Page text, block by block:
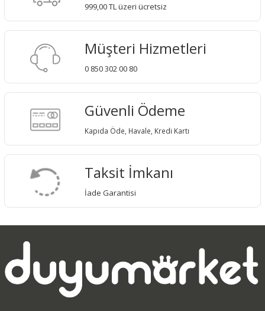
999,00 TL üzeri ücretsiz
Müşteri Hizmetleri
0 850 302 00 80
Güvenli Ödeme
Kapıda Öde, Havale, Kredi Kartı
Taksit İmkanı
İade Garantisi